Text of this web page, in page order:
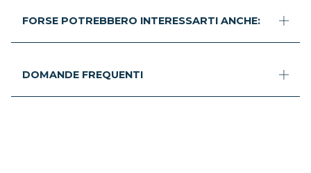
FORSE POTREBBERO INTERESSARTI ANCHE:
DOMANDE FREQUENTI